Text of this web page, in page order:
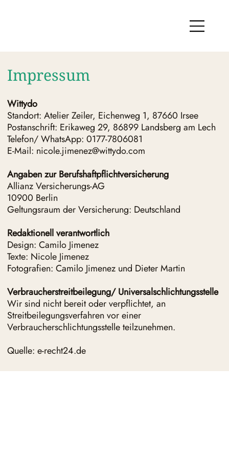
Impressum
Wittydo
Standort: Atelier Zeiler, Eichenweg 1, 87660 Irsee
Postanschrift: Erikaweg 29, 86899 Landsberg am Lech
Telefon/ WhatsApp: 0177-7806081
E-Mail: nicole.jimenez@wittydo.com
Angaben zur Berufshaftpflichtversicherung
Allianz Versicherungs-AG
10900 Berlin
Geltungsraum der Versicherung: Deutschland
Redaktionell verantwortlich
Design: Camilo Jimenez
Texte: Nicole Jimenez
Fotografien: Camilo Jimenez und Dieter Martin
Verbraucherstreitbeilegung/ Universalschlichtungsstelle
Wir sind nicht bereit oder verpflichtet, an
Streitbeilegungsverfahren vor einer
Verbraucherschlichtungsstelle teilzunehmen.
Quelle: e-recht24.de